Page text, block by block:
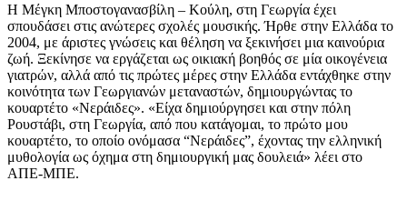
Η Μέγκη Μποστογανασβίλη – Κούλη, στη Γεωργία έχει
σπουδάσει στις ανώτερες σχολές μουσικής. Ήρθε στην Ελλάδα το
2004, με άριστες γνώσεις και θέληση να ξεκινήσει μια καινούρια
ζωή. Ξεκίνησε να εργάζεται ως οικιακή βοηθός σε μία οικογένεια
γιατρών, αλλά από τις πρώτες μέρες στην Ελλάδα εντάχθηκε στην
κοινότητα των Γεωργιανών μεταναστών, δημιουργώντας το
κουαρτέτο «Νεράιδες». «Είχα δημιούργησει και στην πόλη
Ρουστάβι, στη Γεωργία, από που κατάγομαι, το πρώτο μου
κουαρτέτο, το οποίο ονόμασα “Νεράιδες”, έχοντας την ελληνική
μυθολογία ως όχημα στη δημιουργική μας δουλειά» λέει στο
ΑΠΕ-ΜΠΕ.